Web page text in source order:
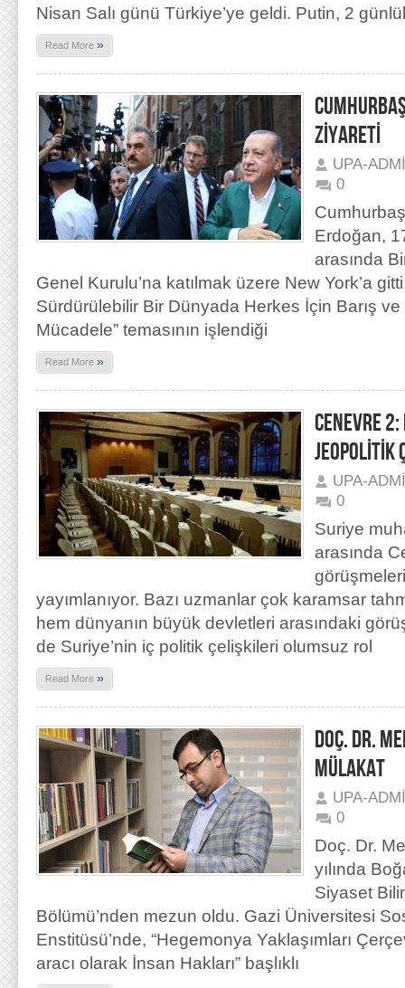
Nisan Salı günü Türkiye’ye geldi. Putin, 2
Read More »
ZİYARETİ
UPA-
0
Erdoğan,
arasında
Genel Kurulu’na katılmak üzere New York’a
Sürdürülebilir Bir Dünyada Herkes İçin Barış
Mücadele” temasının işlendiği
Read More »
CENEVRE
JEOPOLİTİK
UPA-
0
Suriye
arasında
yayımlanıyor. Bazı uzmanlar çok karamsar
hem dünyanın büyük devletleri arasındaki
de Suriye’nin iç politik çelişkileri olumsuz rol
Read More »
DOÇ. DR.
MÜLAKAT
UPA-
0
Doç. Dr.
yılında
Siyaset
Bölümü’nden mezun oldu. Gazi Üniversitesi
Enstitüsü’nde, “Hegemonya Yaklaşımları
aracı olarak İnsan Hakları” başlıklı